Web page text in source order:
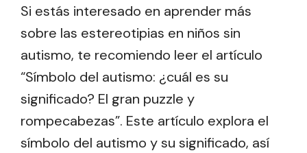
Si estás interesado en aprender más
sobre las estereotipias en niños sin
autismo, te recomiendo leer el artículo
“Símbolo del autismo: ¿cuál es su
significado? El gran puzzle y
rompecabezas”. Este artículo explora el
símbolo del autismo y su significado, así